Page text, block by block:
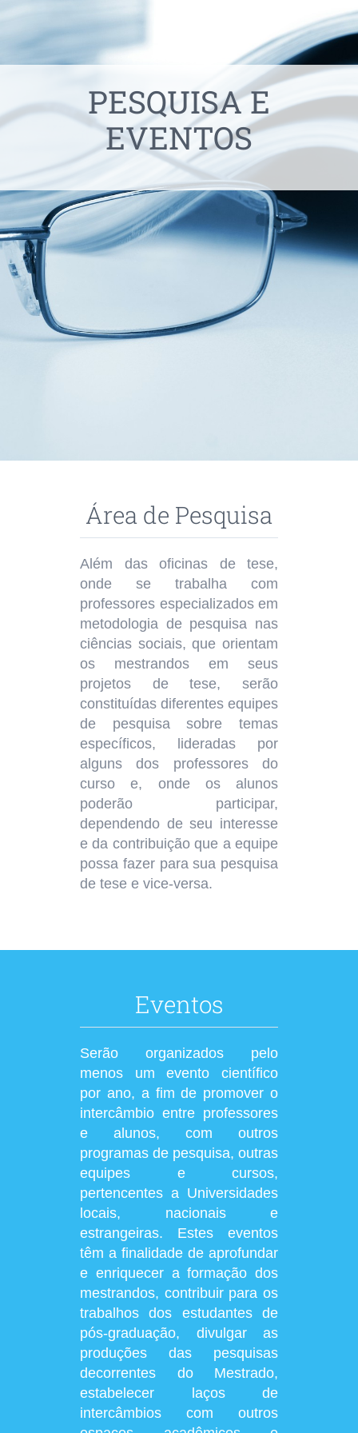
PESQUISA E
EVENTOS
Área de Pesquisa
Além das oficinas de tese,
onde se trabalha com
professores especializados em
metodologia de pesquisa nas
ciências sociais, que orientam
os mestrandos em seus
projetos de tese, serão
constituídas diferentes equipes
de pesquisa sobre temas
específicos, lideradas por
alguns dos professores do
curso e, onde os alunos
poderão participar,
dependendo de seu interesse
e da contribuição que a equipe
possa fazer para sua pesquisa
de tese e vice-versa.
Eventos
Serão organizados pelo
menos um evento científico
por ano, a fim de promover o
intercâmbio entre professores
e alunos, com outros
programas de pesquisa, outras
equipes e cursos,
pertencentes a Universidades
locais, nacionais e
estrangeiras. Estes eventos
têm a finalidade de aprofundar
e enriquecer a formação dos
mestrandos, contribuir para os
trabalhos dos estudantes de
pós-graduação, divulgar as
produções das pesquisas
decorrentes do Mestrado,
estabelecer laços de
intercâmbios com outros